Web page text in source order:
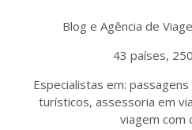
Blog e Agência de
43 países,
Especialistas em:
turísticos, assessoria em
viagem com